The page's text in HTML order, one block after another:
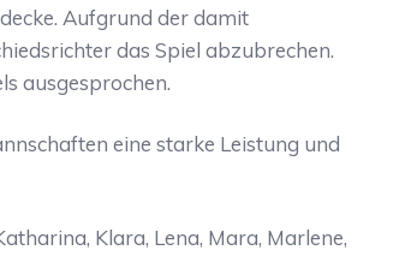
Aufgrund der damit
das Spiel abzubrechen.
ausgesprochen.
eine starke Leistung und
Klara, Lena, Mara, Marlene,